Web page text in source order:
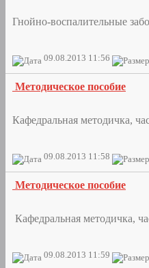
Гнойно-воспалительные
09.08.2013 11:56
Методическое пособие
Кафедральная методичка,
09.08.2013 11:58
Методическое пособие
Кафедральная методичка,
09.08.2013 11:59